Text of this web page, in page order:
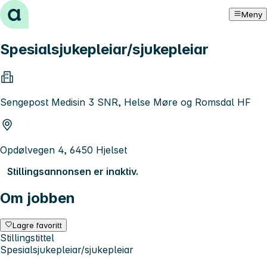
Hopp til innhold Meny
Spesialsjukepleiar/sjukepleiar
Sengepost Medisin 3 SNR, Helse Møre og Romsdal HF
Opdølvegen 4, 6450 Hjelset
Stillingsannonsen er inaktiv.
Om jobben
Lagre favoritt
Stillingstittel
Spesialsjukepleiar/sjukepleiar